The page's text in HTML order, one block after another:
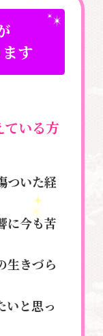
す
ている方
ついた経
に今も苦
生きづら
いと思っ